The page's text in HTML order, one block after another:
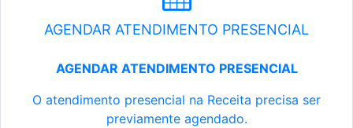
AGENDAR ATENDIMENTO PRESENCIAL
AGENDAR ATENDIMENTO PRESENCIAL
O atendimento presencial na Receita precisa ser
previamente agendado.